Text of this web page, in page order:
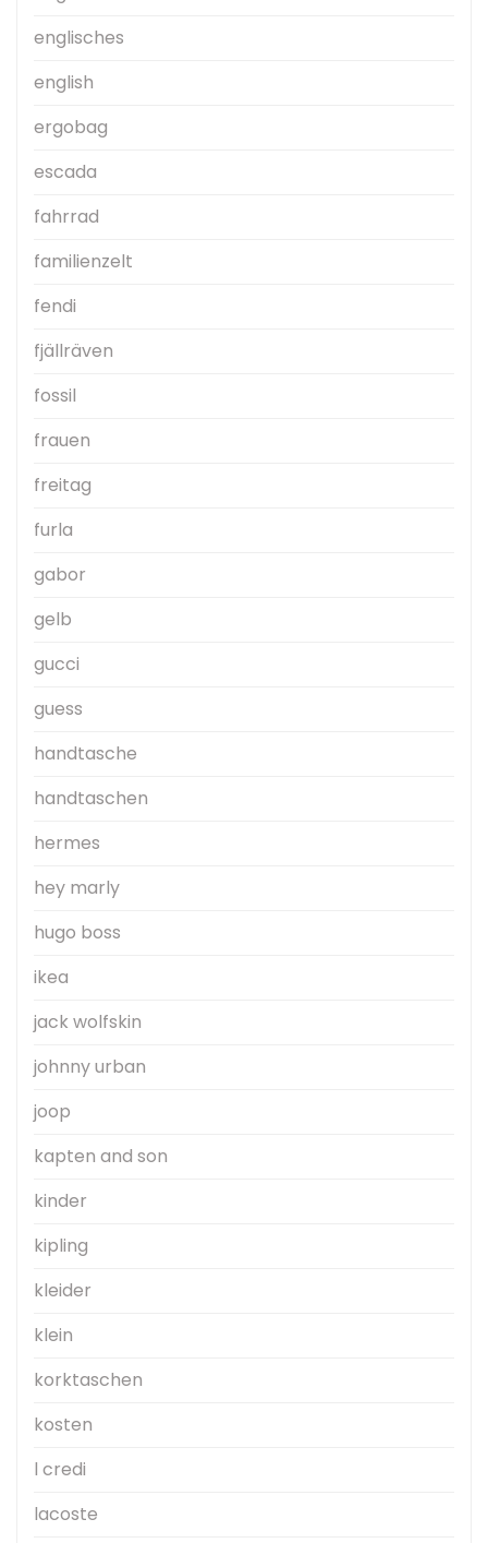
englisches
english
ergobag
escada
fahrrad
familienzelt
fendi
fjällräven
fossil
frauen
freitag
furla
gabor
gelb
gucci
guess
handtasche
handtaschen
hermes
hey marly
hugo boss
ikea
jack wolfskin
johnny urban
joop
kapten and son
kinder
kipling
kleider
klein
korktaschen
kosten
l credi
lacoste